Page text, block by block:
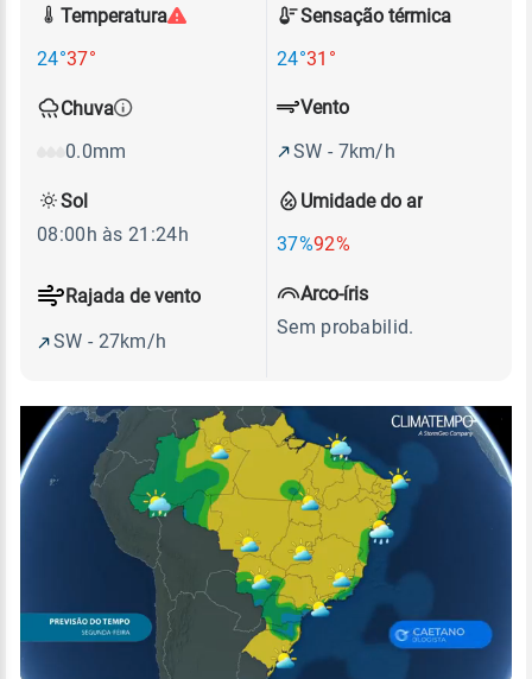
Temperatura
24°37°
Sensação térmica
24°31°
Chuva
0.0mm
Umidade do ar
37%92%
Vento
SW - 7km/h
Rajada de vento
SW - 27km/h
Sol
08:00h às 21:24h
Arco-íris
Sem probabilid.